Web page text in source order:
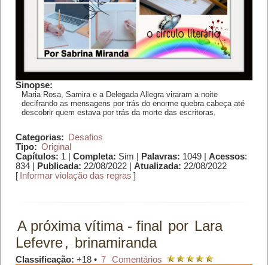
Sinopse:
Maria Rosa, Samira e a Delegada Allegra viraram a noite
decifrando as mensagens por trás do enorme quebra cabeça até
descobrir quem estava por trás da morte das escritoras.
Categorias:
Desafios
Tipo: Original
Capítulos: 1 | Completa: Sim | Palavras: 1049 | Acessos:
834 |
Publicada: 22/08/2022 | Atualizada: 22/08/2022
[ Informar violação das regras ]
A próxima vítima - final por Lara
Lefevre, brinamiranda
Classificação: +18 • 7 Comentários